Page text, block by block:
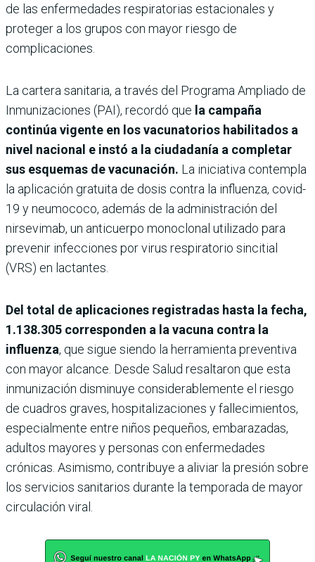
de las enfermedades respiratorias estacionales y
proteger a los grupos con mayor riesgo de
complicaciones.
La cartera sanitaria, a través del Programa Ampliado de
Inmunizaciones (PAI), recordó que la campaña
continúa vigente en los vacunatorios habilitados a
nivel nacional e instó a la ciudadanía a completar
sus esquemas de vacunación. La iniciativa contempla
la aplicación gratuita de dosis contra la influenza, covid-
19 y neumococo, además de la administración del
nirsevimab, un anticuerpo monoclonal utilizado para
prevenir infecciones por virus respiratorio sincitial
(VRS) en lactantes.
Del total de aplicaciones registradas hasta la fecha,
1.138.305 corresponden a la vacuna contra la
influenza, que sigue siendo la herramienta preventiva
con mayor alcance. Desde Salud resaltaron que esta
inmunización disminuye considerablemente el riesgo
de cuadros graves, hospitalizaciones y fallecimientos,
especialmente entre niños pequeños, embarazadas,
adultos mayores y personas con enfermedades
crónicas. Asimismo, contribuye a aliviar la presión sobre
los servicios sanitarios durante la temporada de mayor
circulación viral.